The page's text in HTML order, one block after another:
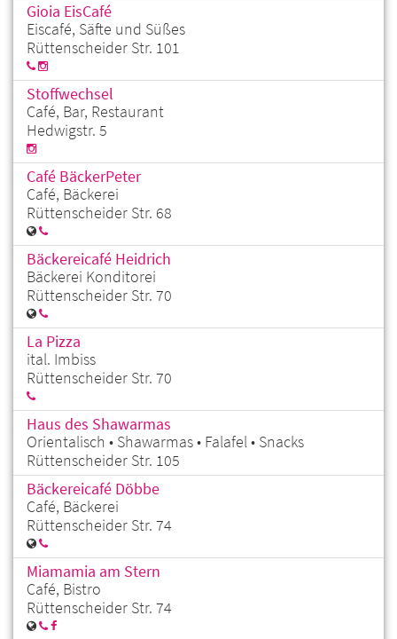
Gioia EisCafé
Eiscafé, Säfte und Süßes
Rüttenscheider Str. 101
Stoffwechsel
Café, Bar, Restaurant
Hedwigstr. 5
Café BäckerPeter
Café, Bäckerei
Rüttenscheider Str. 68
Bäckereicafé Heidrich
Bäckerei Konditorei
Rüttenscheider Str. 70
La Pizza
ital. Imbiss
Rüttenscheider Str. 70
Haus des Shawarmas
Orientalisch • Shawarmas • Falafel • Snacks
Rüttenscheider Str. 105
Bäckereicafé Döbbe
Café, Bäckerei
Rüttenscheider Str. 74
Miamamia am Stern
Café, Bistro
Rüttenscheider Str. 74